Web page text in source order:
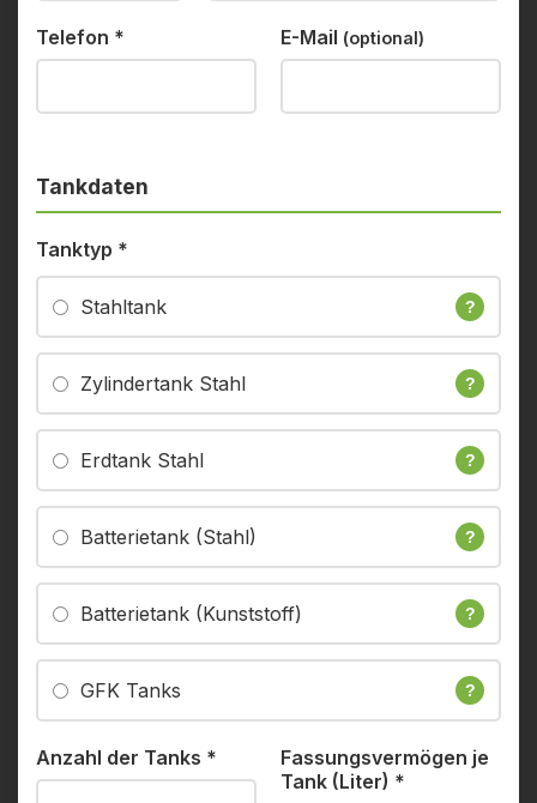
Telefon * E-Mail (optional)
Tankdaten
Tanktyp *
Stahltank ?
Zylindertank Stahl ?
Erdtank Stahl ?
Batterietank (Stahl) ?
Batterietank (Kunststoff) ?
GFK Tanks ?
Anzahl der Tanks *
Fassungsvermögen je
Tank (Liter) *